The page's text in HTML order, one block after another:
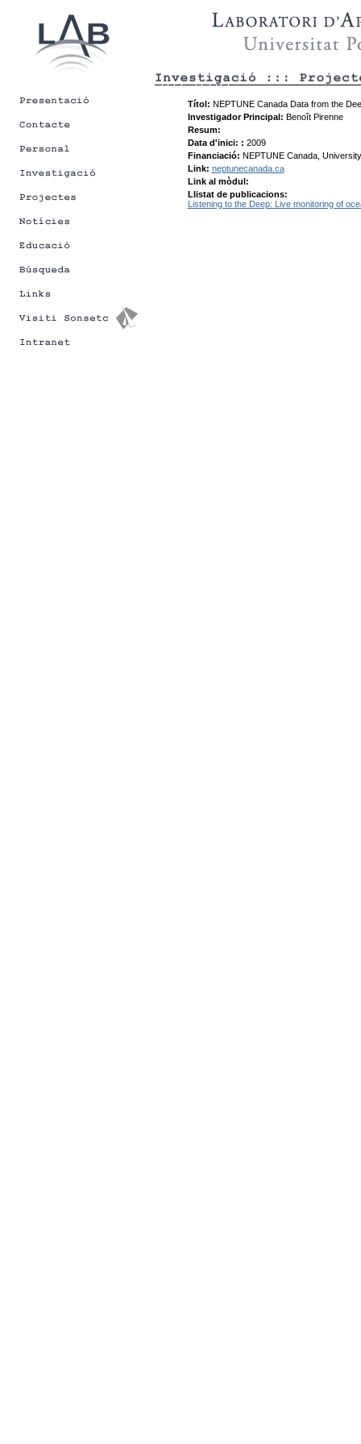
Títol: NEPTUNE Canada Data from the
Investigador Principal: Benoît Pirenne
Resum:
Data d'inici: : 2009
Financiació: NEPTUNE Canada,
Link: neptunecanada.ca
Link al mòdul:
Llistat de publicacions:
Listening to the Deep: Live monitoring of